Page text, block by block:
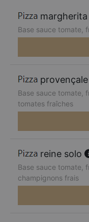
Base sauce tomate,
Base sauce tomate,
tomates fraîches
reine solo
Base sauce tomate,
champignons frais